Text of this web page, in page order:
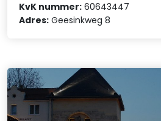
KvK nummer: 60643447
Adres: Geesinkweg 8